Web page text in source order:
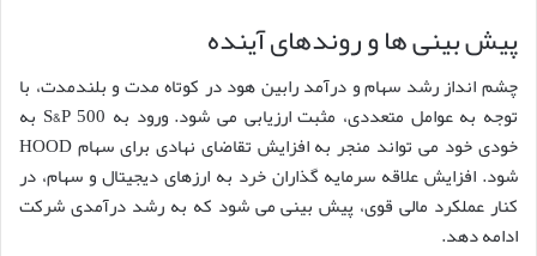
پیش بینی ها و روندهای آینده
چشم انداز رشد سهام و درآمد رابین هود در کوتاه مدت و بلندمدت، با
توجه به عوامل متعددی، مثبت ارزیابی می شود. ورود به S&P 500 به
خودی خود می تواند منجر به افزایش تقاضای نهادی برای سهام HOOD
شود. افزایش علاقه سرمایه گذاران خرد به ارزهای دیجیتال و سهام، در
کنار عملکرد مالی قوی، پیش بینی می شود که به رشد درآمدی شرکت
ادامه دهد.